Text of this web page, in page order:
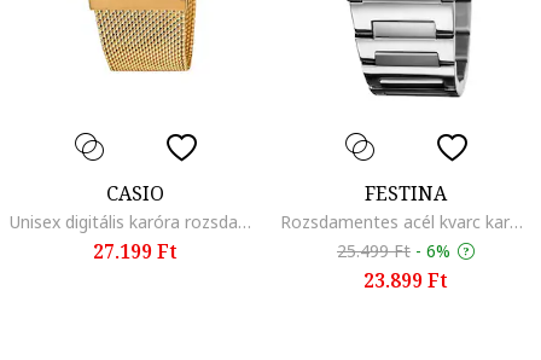
CASIO
Unisex digitális karóra rozsdamentes acél szíjjal, Aranyszín
27.199 Ft
FESTINA
Rozsdamentes acél kvarc karóra logós számlappal, Ezüstszín
25.499 Ft - 6%
23.899 Ft